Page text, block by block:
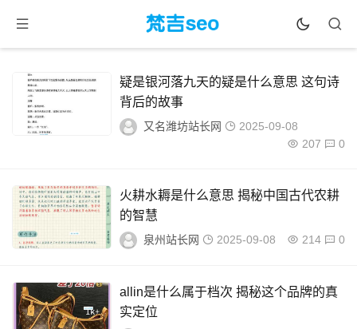
疑是银河落九天的疑是什么意思 这句诗
背后的故事
又名潍坊站长网
2025-09-08
207
0
火耕水耨是什么意思 揭秘中国古代农耕
的智慧
泉州站长网 2025-09-08 214 0
allin是什么属于档次 揭秘这个品牌的真
实定位